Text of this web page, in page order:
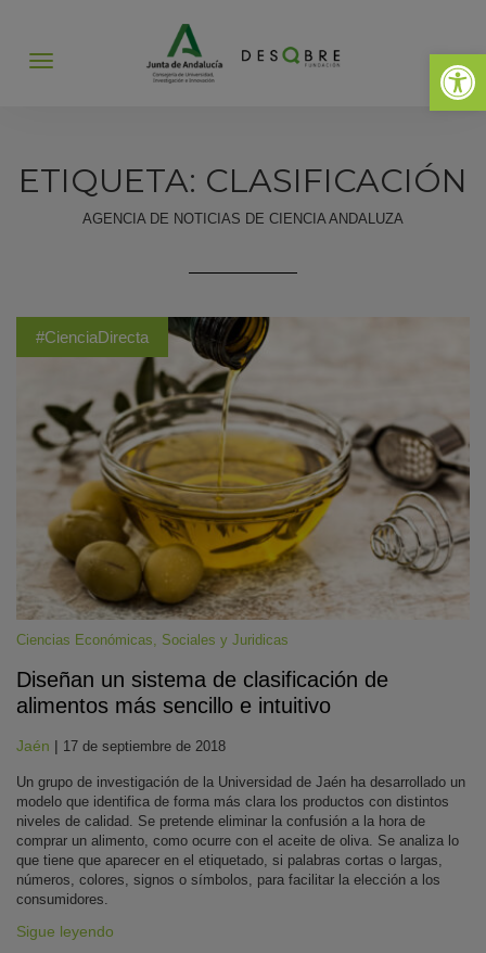
Abrir
Abrir
ETIQUETA: CLASIFICACIÓN
AGENCIA DE NOTICIAS DE CIENCIA ANDALUZA
#CienciaDirecta
Ciencias Económicas, Sociales y Juridicas
Diseñan un sistema de clasificación de
alimentos más sencillo e intuitivo
Jaén | 17 de septiembre de 2018
Un grupo de investigación de la Universidad de Jaén ha desarrollado un
modelo que identifica de forma más clara los productos con distintos
niveles de calidad. Se pretende eliminar la confusión a la hora de
comprar un alimento, como ocurre con el aceite de oliva. Se analiza lo
que tiene que aparecer en el etiquetado, si palabras cortas o largas,
números, colores, signos o símbolos, para facilitar la elección a los
consumidores.
Sigue leyendo